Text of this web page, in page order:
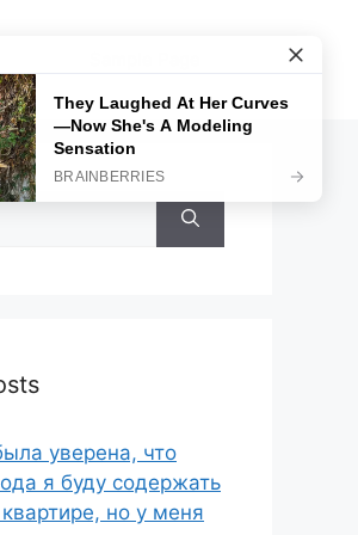
уверена, что
я буду содержать
но у меня